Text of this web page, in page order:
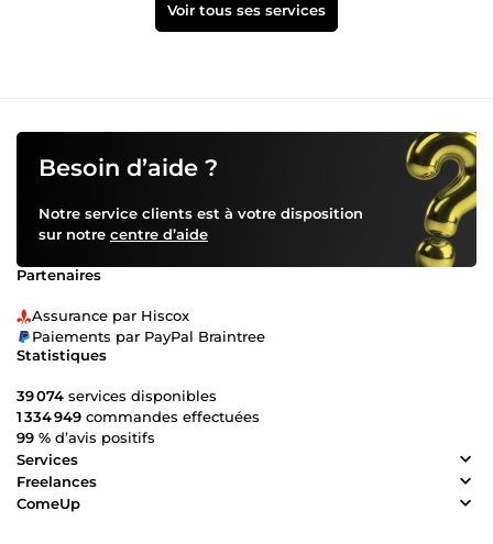
Voir tous ses services
Besoin d’aide ?
Notre service clients est à votre disposition
sur notre centre d’aide
Partenaires
Assurance par Hiscox
Paiements par PayPal Braintree
Statistiques
39 074 services disponibles
1 334 949 commandes effectuées
99 % d’avis positifs
Services
Freelances
ComeUp